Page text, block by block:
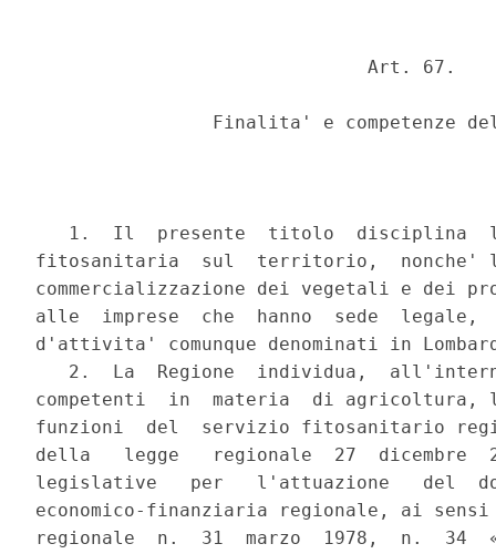
                              Art. 67.
Finalita' e competenze
1.  Il  presente  titolo  disciplina
fitosanitaria  sul  territorio,  nonche'
commercializzazione dei vegetali e dei
alle  imprese  che  hanno  sede
d'attivita' comunque denominati in
2.  La  Regione  individua,
competenti  in  materia  di agricoltura,
funzioni  del  servizio fitosanitario
della   legge   regionale  27  dicembre
legislative   per   l'attuazione   del
economico-finanziaria regionale, ai
regionale  n.  31  marzo  1978,  n.  34